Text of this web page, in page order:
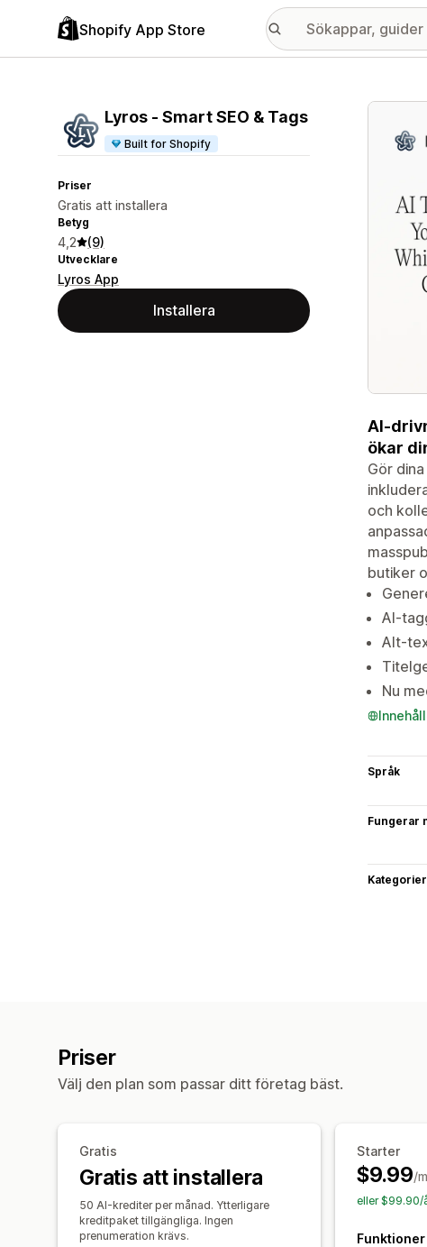
Shopify App Store
Lyros ‑ Smart SEO & Tags
Built for Shopify
Priser
Gratis att installera
Betyg
4,2 (9)
Utvecklare
Lyros App
Installera
Galleri
AI-
ökar
Gör
och
butiker
AI-
Alt-
Nu
Språk
Fungerar
Kategorier
Priser
Välj den plan som passar ditt företag bäst.
Gratis
Gratis att installera
50 AI-krediter per månad. Ytterligare
kreditpaket tillgängliga. Ingen
prenumeration krävs.
Starter
$9.99/
eller $99.90/
Funktioner